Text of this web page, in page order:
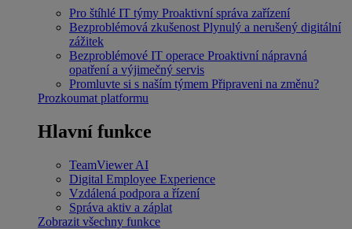
Pro štíhlé IT týmy Proaktivní správa zařízení
Bezproblémová zkušenost Plynulý a nerušený digitální
zážitek
Bezproblémové IT operace Proaktivní nápravná
opatření a výjimečný servis
Promluvte si s naším týmem Připraveni na změnu?
Prozkoumat platformu
Hlavní funkce
TeamViewer AI
Digital Employee Experience
Vzdálená podpora a řízení
Správa aktiv a záplat
Zobrazit všechny funkce